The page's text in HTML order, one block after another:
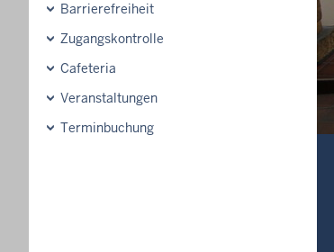
Barrierefreiheit
Zugangskontrolle
Cafeteria
Veranstaltungen
Terminbuchung